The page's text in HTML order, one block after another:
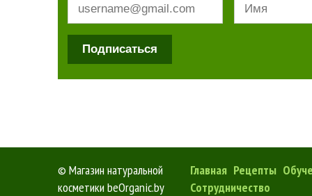
Подписаться
© Магазин натуральной
косметики beOrganic.by
Главная Рецепты
Сотрудничество